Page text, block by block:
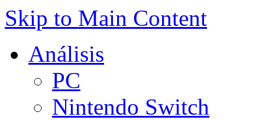
Skip to Main Content
Análisis
PC
Nintendo Switch